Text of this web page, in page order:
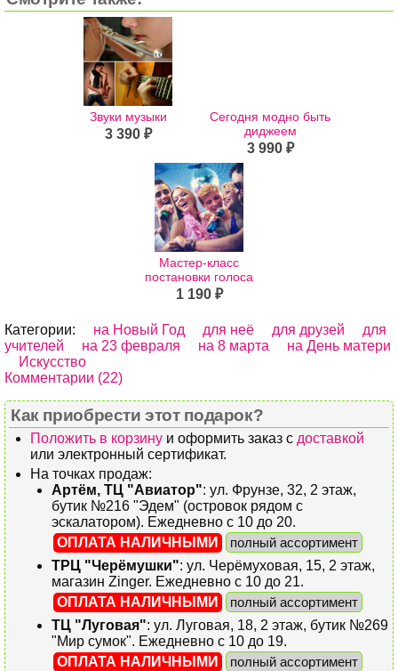
Звуки музыки
3 390 ₽
Сегодня модно быть
диджеем
3 990 ₽
Мастер-класс
постановки голоса
1 190 ₽
Категории: на Новый Год для неё для друзей
для
учителей
на 23 февраля на 8 марта
на День матери
Искусство
Комментарии (22)
Как приобрести этот подарок?
Положить в корзину и оформить заказ с доставкой
или электронный сертификат.
На точках продаж:
Артём, ТЦ "Авиатор": ул. Фрунзе, 32, 2 этаж,
бутик №216 "Эдем" (островок рядом с
эскалатором). Ежедневно с 10 до 20.
ОПЛАТА НАЛИЧНЫМИ
полный ассортимент
ТРЦ "Черёмушки": ул. Черёмуховая, 15, 2 этаж,
магазин Zinger. Ежедневно с 10 до 21.
ОПЛАТА НАЛИЧНЫМИ
полный ассортимент
ТЦ "Луговая": ул. Луговая, 18, 2 этаж, бутик №269
"Мир сумок". Ежедневно с 10 до 19.
ОПЛАТА НАЛИЧНЫМИ
полный ассортимент